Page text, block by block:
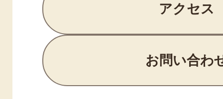
アクセス
お問い合わ